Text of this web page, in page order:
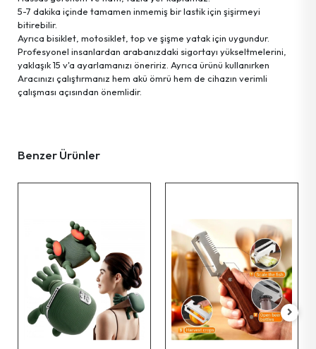
Pet Shop Ürünleri
Kişisel Güvenlik Ürünleri
Güvenlik Ürünleri
Kişisel Temizlik Ürünleri
Bisiklet & Motor Malzemeleri
Ev & Ofis Dekor Ürünleri
5-7 dakika içinde tamamen inmemiş bir lastik için şişirmeyi
bitirebilir.
Ayrıca bisiklet, motosiklet, top ve şişme yatak için uygundur.
Profesyonel insanlardan arabanızdaki sigortayı yükseltmelerini,
yaklaşık 15 v'a ayarlamanızı öneririz. Ayrıca ürünü kullanırken
Aracınızı çalıştırmanız hem akü ömrü hem de cihazın verimli
çalışması açısından önemlidir.
Benzer Ürünler